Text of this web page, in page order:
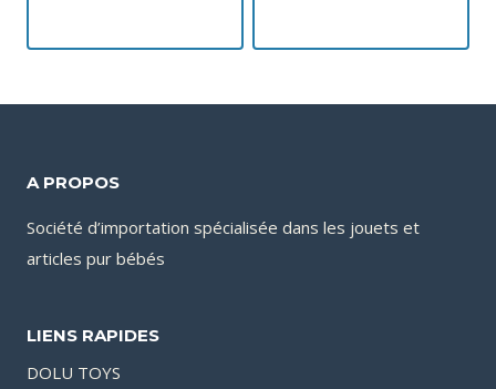
A PROPOS
Société d’importation spécialisée dans les jouets et
articles pur bébés
LIENS RAPIDES
DOLU TOYS